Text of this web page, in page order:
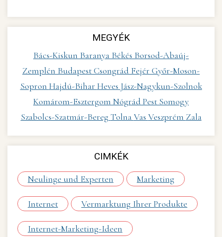
MEGYÉK
Bács-Kiskun Baranya Békés Borsod-Abaúj-
Zemplén BudapestCsongrád Fejér Győr-Moson-
Sopron Hajdú-Bihar Heves Jász-Nagykun-Szolnok
Komárom-Esztergom NógrádPest Somogy
Szabolcs-Szatmár-Bereg TolnaVas Veszprém Zala
CIMKÉK
Neulinge und Experten Marketing
Internet Vermarktung Ihrer Produkte
Internet-Marketing-Ideen